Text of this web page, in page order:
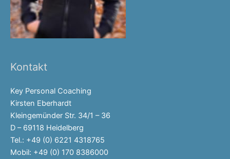
Kontakt
Key Personal Coaching
Kirsten Eberhardt
Kleingemünder Str. 34/1 – 36
D – 69118 Heidelberg
Tel.: +49 (0) 6221 4318765
Mobil: +49 (0) 170 8386000